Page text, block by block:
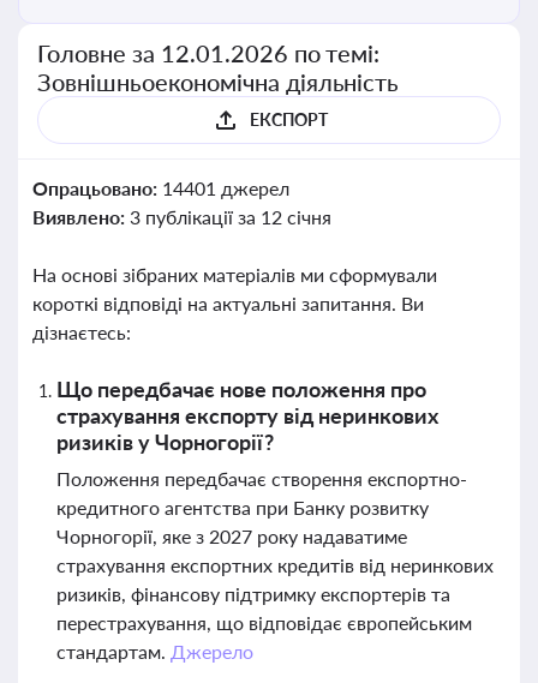
Головне за 12.01.2026 по темі:
Зовнішньоекономічна діяльність
ЕКСПОРТ
Опрацьовано: 14401 джерел
Виявлено: 3 публікації за 12 січня
На основі зібраних матеріалів ми сформували
короткі відповіді на актуальні запитання. Ви
дізнаєтесь:
Що передбачає нове положення про
страхування експорту від неринкових
ризиків у Чорногорії?
Положення передбачає створення експортно-
кредитного агентства при Банку розвитку
Чорногорії, яке з 2027 року надаватиме
страхування експортних кредитів від неринкових
ризиків, фінансову підтримку експортерів та
перестрахування, що відповідає європейським
стандартам. Джерело